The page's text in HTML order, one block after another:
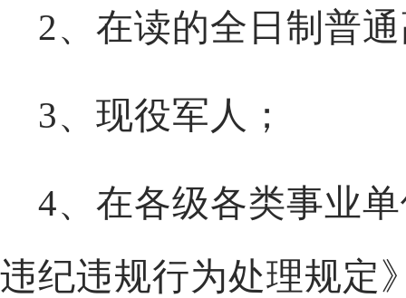
2、在读的全日制普
3、现役军人；
4、在各级各类事业
违纪违规行为处理规定